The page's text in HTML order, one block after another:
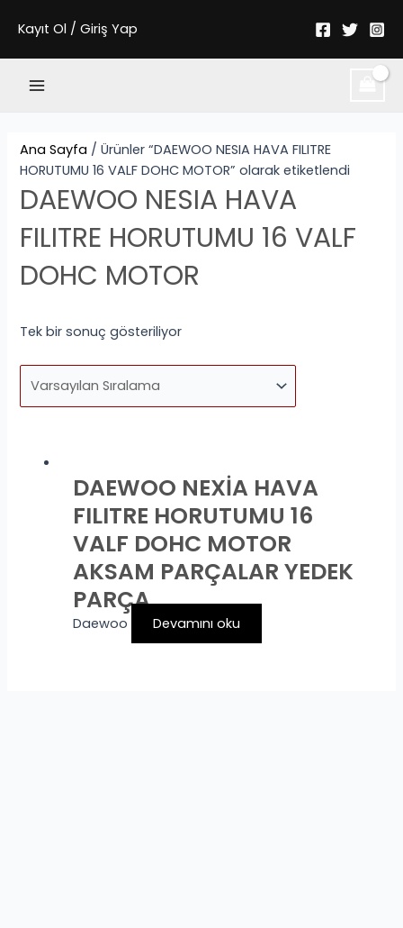
atlaKayıt Ol / Giriş Yap
Menu
Ana Sayfa / Ürünler “DAEWOO NESIA HAVA FILITRE
HORUTUMU 16 VALF DOHC MOTOR” olarak etiketlendi
DAEWOO NESIA HAVA
FILITRE HORUTUMU 16 VALF
DOHC MOTOR
Tek bir sonuç gösteriliyor
DAEWOO NEXİA HAVA
FILITRE HORUTUMU 16
VALF DOHC MOTOR
AKSAM PARÇALAR YEDEK
PARÇA
Daewoo Devamını oku